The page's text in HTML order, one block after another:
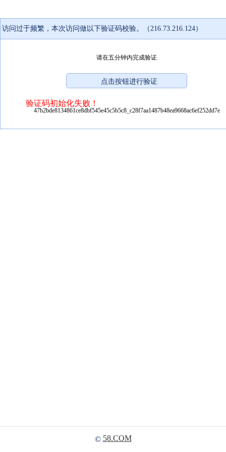
访问过于频繁，本次访问做以下验证码校验。（216.73.216.124）
请在五分钟内完成验证
验证码初始化失败！
47b2bde8134861ce8dbf545e45c5b5c8_c28f7aa1487b48ea9668ac6ef252dd7e
© 58.COM